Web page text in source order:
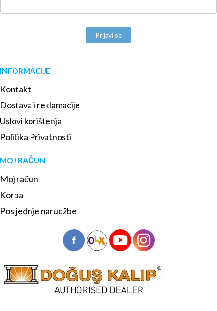
Prijavi se
INFORMACIJE
Kontakt
Dostava i reklamacije
Uslovi korištenja
Politika Privatnosti
MOJ RAČUN
Moj račun
Korpa
Posljednje narudžbe